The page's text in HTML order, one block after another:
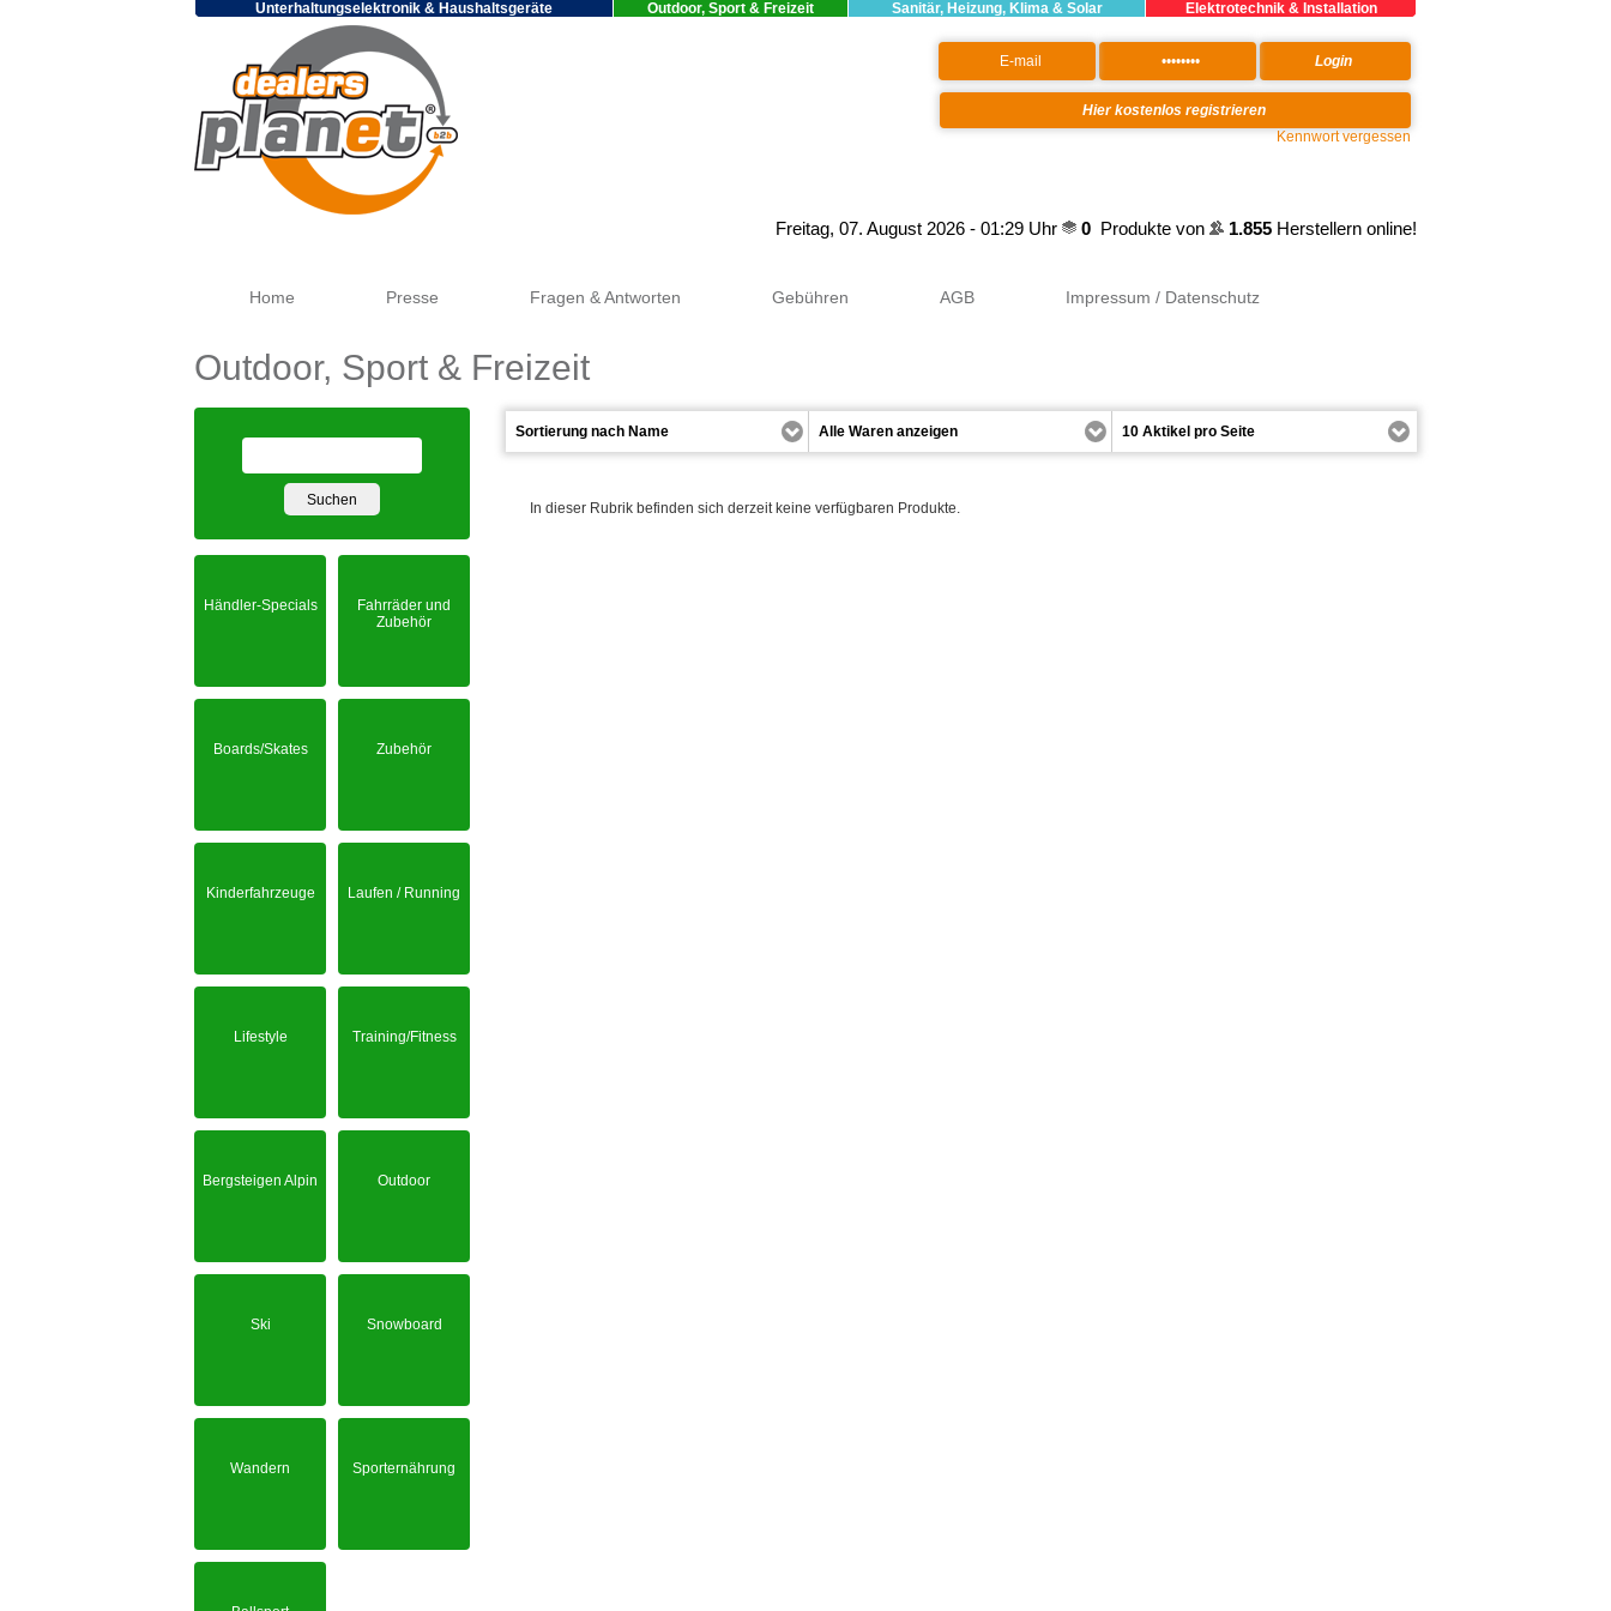
Unterhaltungselektronik & Haushaltsgeräte Outdoor, Sport & Freizeit Sanitär, Heizung, Klima & Solar Elektrotechnik & Installation
Kennwort vergessen
Freitag, 07. August 2026 - 01:29 Uhr 0 Produkte von 1.855 Herstellern online!
Home Presse Fragen & Antworten Gebühren AGB Impressum / Datenschutz
Outdoor, Sport & Freizeit
In dieser Rubrik befinden sich derzeit keine verfügbaren Produkte.
Händler-Specials
Fahrräder und
Zubehör
Boards/Skates Zubehör
Kinderfahrzeuge Laufen / Running
Lifestyle Training/Fitness
Bergsteigen Alpin Outdoor
Ski Snowboard
Wandern Sporternährung